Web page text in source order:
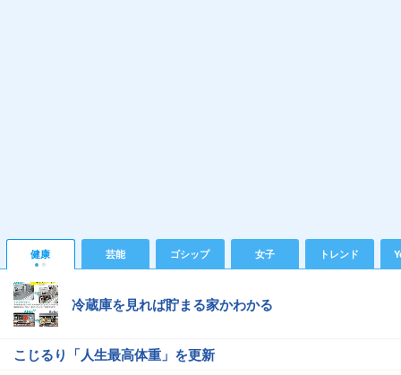
健康 芸能 ゴシップ 女子 トレンド
冷蔵庫を見れば貯まる家かわかる
こじるり「人生最高体重」を更新